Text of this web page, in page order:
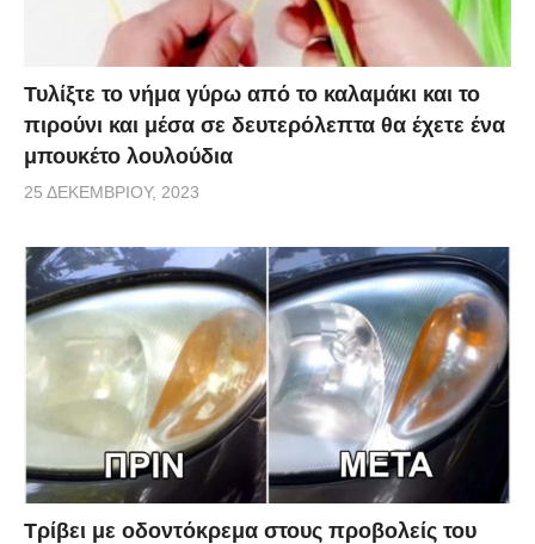
Τυλίξτε το νήμα γύρω από το καλαμάκι και το
πιρούνι και μέσα σε δευτερόλεπτα θα έχετε ένα
μπουκέτο λουλούδια
25 ΔΕΚΕΜΒΡΊΟΥ, 2023
Τρίβει με οδοντόκρεμα στους προβολείς του